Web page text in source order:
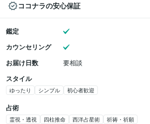
ココナラの安心保証
鑑定
カウンセリング
お届け日数
要相談
スタイル
ゆったり シンプル 初心者歓迎
占術
霊視・透視 四柱推命 西洋占星術 祈祷・祈願